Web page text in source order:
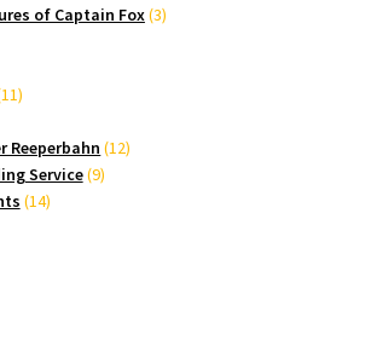
Produkte
of Captain Fox 33
1111
Reeperbahn 1212
Service 99
1414